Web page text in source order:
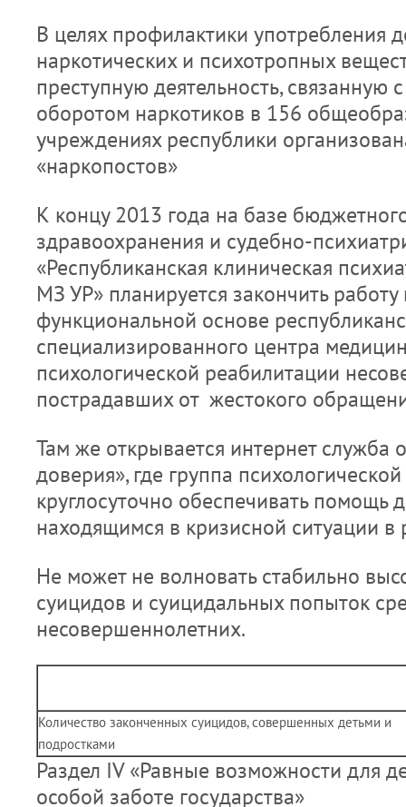
В целях профилактики употребления
наркотических и психотропных
преступную деятельность, связанную
оборотом наркотиков в 156
учреждениях республики
«наркопостов»
К концу 2013 года на базе
здравоохранения и судебно-
«Республиканская клиническая
МЗ УР» планируется закончить
функциональной основе
специализированного центра
психологической реабилитации
пострадавших от жестокого
Там же открывается интернет служба
доверия», где группа
круглосуточно обеспечивать помощь
находящимся в кризисной ситуации
Не может не волновать стабильно
суицидов и суицидальных попыток
несовершеннолетних.
Количество законченных суицидов, совершенных детьми и
подростками
Раздел IV «Равные возможности для
особой заботе государства»